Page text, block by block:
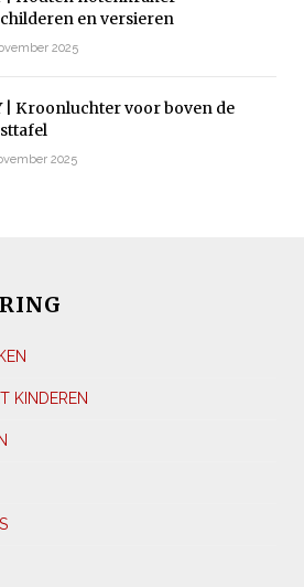
en versieren
2025
| Kroonluchter voor boven de
2025
KINDEREN